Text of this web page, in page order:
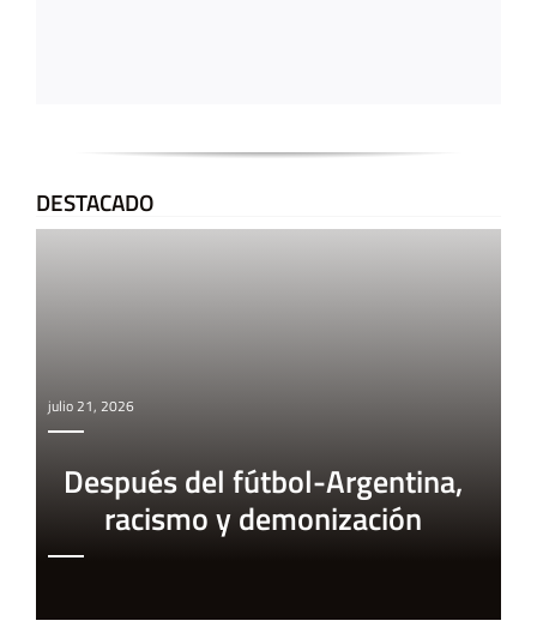
DESTACADO
julio 21, 2026
Después del fútbol-Argentina,
racismo y demonización